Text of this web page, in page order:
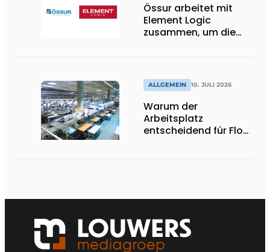
Össur arbeitet mit
Element Logic
zusammen, um die
unterstützen
ALLGEMEIN 10. JULI 2026
Warum der
Arbeitsplatz
entscheidend für Flow,